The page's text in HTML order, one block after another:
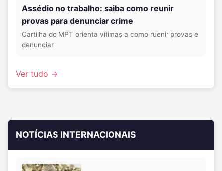
Assédio no trabalho: saiba como reunir
provas para denunciar crime
Cartilha do MPT orienta vítimas a como ruenir provas e
denunciar
Ver tudo →
NOTÍCIAS INTERNACIONAIS